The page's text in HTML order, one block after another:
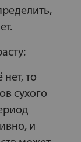
то
сухого
и